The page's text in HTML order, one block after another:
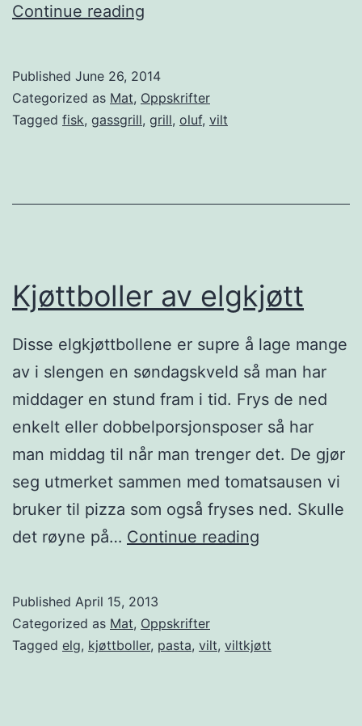
p
t
e
Continue reading
g
r
l
f
j
e
l
l
ø
r
r
e
t
g
r
Published June 26, 2014
Categorized as Mat, Oppskrifter
Tagged fisk, gassgrill, grill, oluf, vilt
Kjøttboller av elgkjøtt
Disse elgkjøttbollene er supre å lage mange
av i slengen en søndagskveld så man har
middager en stund fram i tid. Frys de ned
enkelt eller dobbelporsjonsposer så har
man middag til når man trenger det. De gjør
seg utmerket sammen med tomatsausen vi
bruker til pizza som også fryses ned. Skulle
det røyne på… Continue reading
t
Published April 15, 2013
Categorized as Mat, Oppskrifter
Tagged elg, kjøttboller, pasta, vilt, viltkjøtt